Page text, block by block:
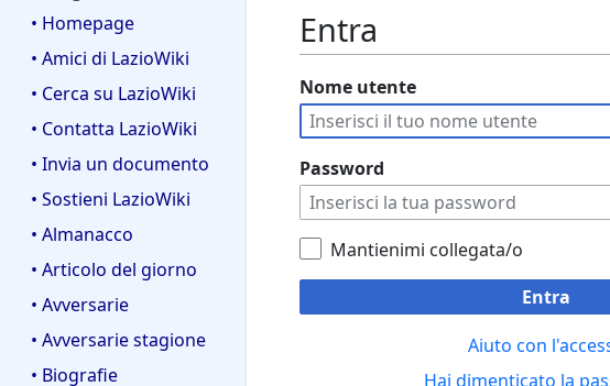
• Homepage
• Amici di LazioWiki
• Cerca su LazioWiki
• Contatta LazioWiki
• Invia un documento
• Sostieni LazioWiki
• Almanacco
• Articolo del giorno
• Avversarie
• Avversarie stagione
• Biografie
Entra
Nome utente
Password
Mantienimi collegata/o
Entra
Aiuto con
Hai dimenticato la